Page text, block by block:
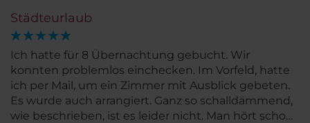
Städteurlaub
Ich hatte für 8 Übernachtung gebucht. Wir
konnten problemlos einchecken. Im Vorfeld, hatte
ich per Mail, um ein Zimmer mit Ausblick gebeten.
Es wurde auch arrangiert. Ganz so schalldämmend,
wie beschrieben, ist es leider nicht. Man hört schon